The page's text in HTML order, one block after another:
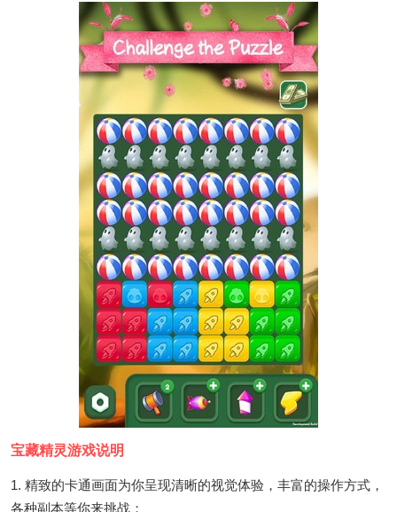
宝藏精灵游戏说明
1. 精致的卡通画面为你呈现清晰的视觉体验，丰富的操作方式，
各种副本等你来挑战；